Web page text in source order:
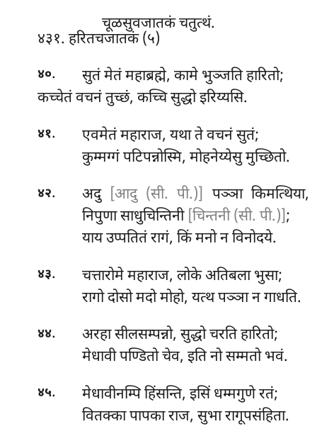
चूळसुवजातकं चतुत्थं.
४३१. हरितचजातकं (५)
४०.
सुतं मेतं महाब्रह्मे, कामे भुञ्जति हारितो;
कच्चेतं वचनं तुच्छं, कच्चि सुद्धो इरिय्यसि.
४१.
एवमेतं महाराज, यथा ते वचनं सुतं;
कुम्मग्गंपटिपन्नोस्मि, मोहनेय्येसु मुच्छितो.
४२. अदु [आदु (सी. पी.)] पञ्ञा किमत्थिया,
निपुणा साधुचिन्तिनी [चिन्तनी (सी. पी.)];
याय उप्पतितं रागं, किं मनो न विनोदये.
४३.
चत्तारोमे महाराज, लोके अतिबला भुसा;
रागो दोसो मदो मोहो, यत्थ पञ्ञा न गाधति.
४४.
अरहा सीलसम्पन्नो, सुद्धो चरति हारितो;
मेधावी पण्डितो चेव, इति नो सम्मतो भवं.
४५.
मेधावीनम्पि हिंसन्ति, इसिं धम्मगुणे रतं;
वितक्का पापका राज, सुभा रागूपसंहिता.